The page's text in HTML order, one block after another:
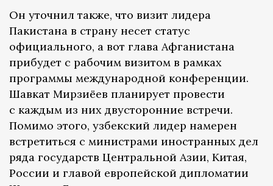
Он уточнил также, что визит лидера
Пакистана в страну несет статус
официального, а вот глава Афганистана
прибудет с рабочим визитом в рамках
программы международной конференции.
Шавкат Мирзиёев планирует провести
с каждым из них двусторонние встречи.
Помимо этого, узбекский лидер намерен
встретиться с министрами иностранных дел
ряда государств Центральной Азии, Китая,
России и главой европейской дипломатии